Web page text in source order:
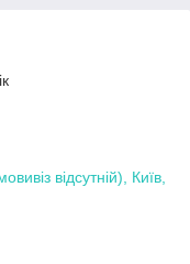
відсутній), Київ,